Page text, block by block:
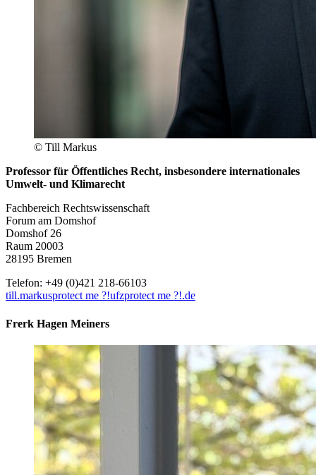
© Till Markus
Professor für Öffentliches Recht, insbesondere internationales
Umwelt- und Klimarecht
Fachbereich Rechtswissenschaft
Forum am Domshof
Domshof 26
Raum 20003
28195 Bremen
Telefon: +49 (0)421 218-66103
till.markusprotect me ?!ufzprotect me ?!.de
Frerk Hagen Meiners